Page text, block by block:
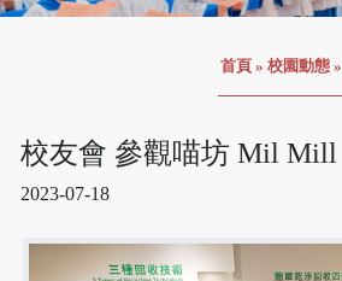
首頁 » 校園動態 »
校友會 參觀喵坊 Mil Mill
2023-07-18